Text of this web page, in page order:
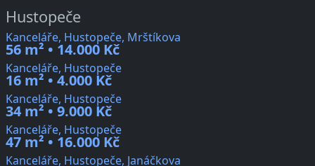
Hustopeče
Kanceláře, Hustopeče, Mrštíkova
56 m² • 14.000 Kč
Kanceláře, Hustopeče
16 m² • 4.000 Kč
Kanceláře, Hustopeče
34 m² • 9.000 Kč
Kanceláře, Hustopeče
47 m² • 16.000 Kč
Kanceláře, Hustopeče, Janáčkova